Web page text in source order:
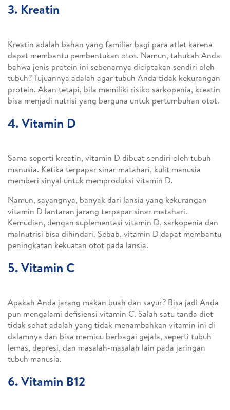
3. Kreatin
Kreatin adalah bahan yang familier bagi para atlet karena
dapat membantu pembentukan otot. Namun, tahukah Anda
bahwa jenis protein ini sebenarnya diciptakan sendiri oleh
tubuh? Tujuannya adalah agar tubuh Anda tidak kekurangan
protein. Akan tetapi, bila memiliki risiko sarkopenia, kreatin
bisa menjadi nutrisi yang berguna untuk pertumbuhan otot.
4. Vitamin D
Sama seperti kreatin, vitamin D dibuat sendiri oleh tubuh
manusia. Ketika terpapar sinar matahari, kulit manusia
memberi sinyal untuk memproduksi vitamin D.
Namun, sayangnya, banyak dari lansia yang kekurangan
vitamin D lantaran jarang terpapar sinar matahari.
Kemudian, dengan suplementasi vitamin D, sarkopenia dan
malnutrisi bisa dihindari. Sebab, vitamin D dapat membantu
peningkatan kekuatan otot pada lansia.
5. Vitamin C
Apakah Anda jarang makan buah dan sayur? Bisa jadi Anda
pun mengalami defisiensi vitamin C. Salah satu tanda diet
tidak sehat adalah yang tidak menambahkan vitamin ini di
dalamnya dan bisa memicu berbagai gejala, seperti tubuh
lemas, depresi, dan masalah-masalah lain pada jaringan
tubuh manusia.
6. Vitamin B12